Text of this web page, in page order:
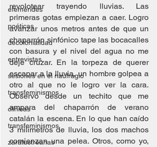
efemérides
poéticas
decolonialidad
entrevistas
sesiones en el naufragio
transfeminismos
clínicas
transfeminismos
zaratustreanas
revolotear trayendo lluvias. Las
primeras gotas empiezan a caer. Logro
avanzar unos metros antes de que un
chaparrón sinfónico tape las bocacalles
con basura y el nivel del agua no me
deje cruzar. En la torpeza de querer
escapar a la lluvia, un hombre golpea a
otro al que no le logro ver la cara.
Observo desde un techito que me
ampara del chaparrón de verano
catalán la escena. En lo que han caído
3 milímetros de lluvia, los dos machos
comienzan una pelea. Otros, como yo,